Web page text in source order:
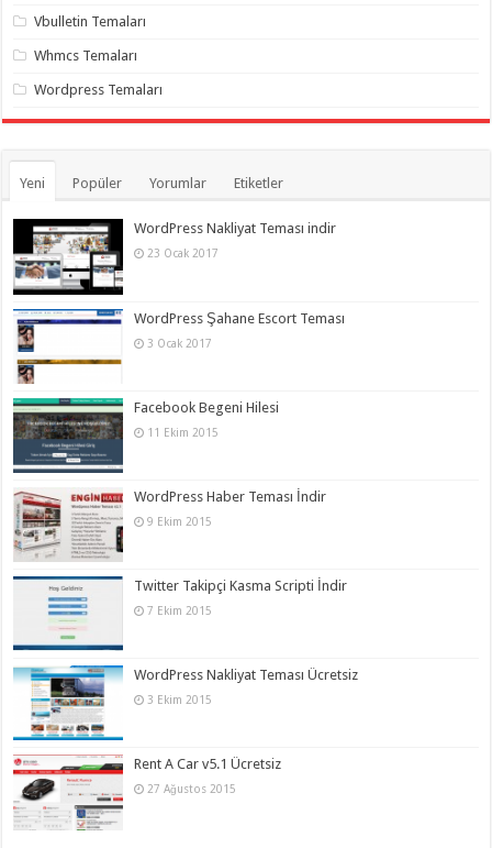
Vbulletin Temaları
Whmcs Temaları
Wordpress Temaları
Yeni Popüler Yorumlar Etiketler
WordPress Nakliyat Teması indir
23 Ocak 2017
WordPress Şahane Escort Teması
3 Ocak 2017
Facebook Begeni Hilesi
11 Ekim 2015
WordPress Haber Teması İndir
9 Ekim 2015
Twitter Takipçi Kasma Scripti İndir
7 Ekim 2015
WordPress Nakliyat Teması Ücretsiz
3 Ekim 2015
Rent A Car v5.1 Ücretsiz
27 Ağustos 2015